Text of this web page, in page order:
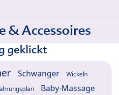
& Accessoires
geklickt
Schwanger Wickeln
Baby-Massage